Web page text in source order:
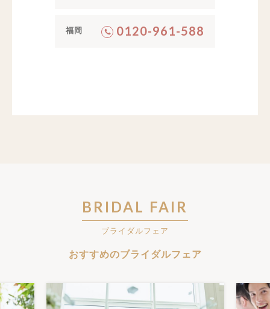
福岡 0120-961-588
BRIDAL FAIR
ブライダルフェア
おすすめのブライダルフェア